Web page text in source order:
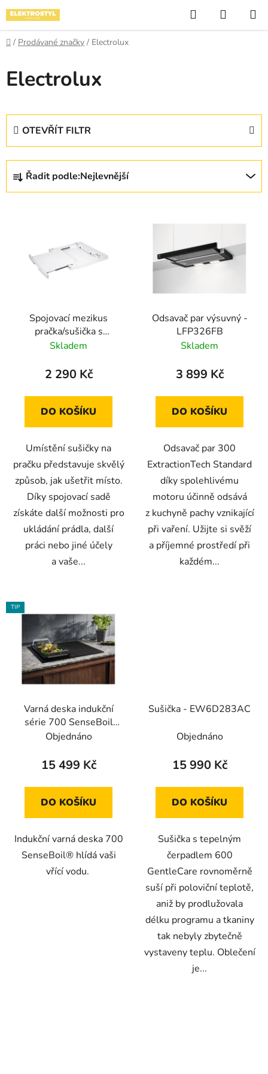
Přejít
na
obsah
Hledat
KOŠÍK
Domů
/ Prodávané značky / Electrolux
Electrolux
OTEVŘÍT FILTR
Ř
z
Řadit podle:Nejlevnější
Spojovací mezikus
pračka/sušička s
výsuvnou policí
Skladem
2 290 Kč
DO KOŠÍKU
Umístění sušičky na
pračku představuje skvělý
způsob, jak ušetřit místo.
Díky spojovací sadě
získáte další možnosti pro
ukládání prádla, další
práci nebo jiné účely
a vaše...
Odsavač par výsuvný -
LFP326FB
Skladem
3 899 Kč
DO KOŠÍKU
Odsavač par 300
ExtractionTech Standard
díky spolehlivému
motoru účinně odsává
z kuchyně pachy vznikající
při vaření. Užijte si svěží
a příjemné prostředí při
každém...
TIP
Varná deska indukční
série 700 SenseBoil
SaphirMatt® -
Objednáno
15 499 Kč
DO KOŠÍKU
Indukční varná deska 700
SenseBoil® hlídá vaši
vřící vodu.
Sušička - EW6D283AC
Objednáno
15 990 Kč
DO KOŠÍKU
Sušička s tepelným
čerpadlem 600
GentleCare rovnoměrně
suší při poloviční teplotě,
aniž by prodlužovala
délku programu a tkaniny
tak nebyly zbytečně
vystaveny teplu. Oblečení
je...